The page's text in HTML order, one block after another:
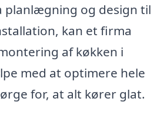
planlægning og design til
kan et firma
af køkken i
med at optimere hele
for, at alt kører glat.